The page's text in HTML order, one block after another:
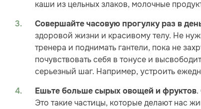
каши из цельных злаков, молочные
Совершайте часовую прогулку раз в
здоровой жизни и красивому телу. Не
тренера и поднимать гантели, пока не
почувствовать себя в тонусе и
серьезный шаг. Например, устроить
Ешьте больше сырых овощей и фруктов.
Это такие частицы, которые делают нас